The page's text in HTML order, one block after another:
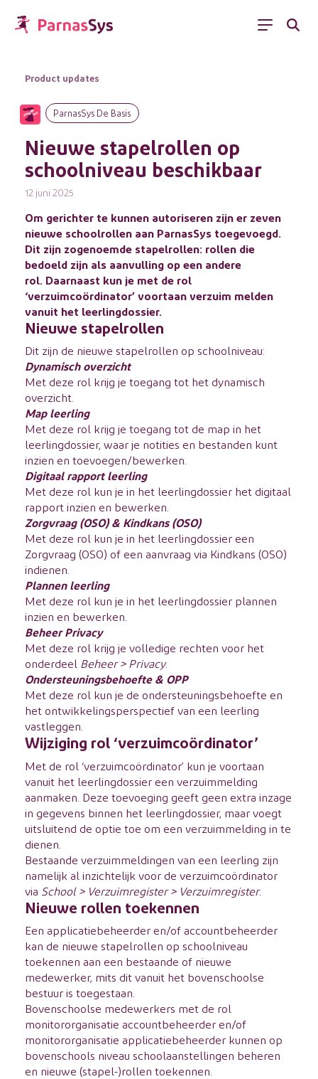
Product updates
ParnasSys De Basis
Nieuwe stapelrollen op
schoolniveau beschikbaar
12 juni 2025
Om gerichter te kunnen autoriseren zijn er zeven
nieuwe schoolrollen aan ParnasSys toegevoegd.
Dit zijn zogenoemde stapelrollen: rollen die
bedoeld zijn als aanvulling op een andere
rol. Daarnaast kun je met de rol
‘verzuimcoördinator’ voortaan verzuim melden
vanuit het leerlingdossier.
Nieuwe stapelrollen
Dit zijn de nieuwe stapelrollen op schoolniveau:
Dynamisch overzicht
Met deze rol krijg je toegang tot het dynamisch
overzicht.
Map leerling
Met deze rol krijg je toegang tot de map in het
leerlingdossier, waar je notities en bestanden kunt
inzien en toevoegen/bewerken.
Digitaal rapport leerling
Met deze rol kun je in het leerlingdossier het digitaal
rapport inzien en bewerken.
Zorgvraag (OSO) & Kindkans (OSO)
Met deze rol kun je in het leerlingdossier een
Zorgvraag (OSO) of een aanvraag via Kindkans (OSO)
indienen.
Plannen leerling
Met deze rol kun je in het leerlingdossier plannen
inzien en bewerken.
Beheer Privacy
Met deze rol krijg je volledige rechten voor het
onderdeel Beheer > Privacy.
Ondersteuningsbehoefte & OPP
Met deze rol kun je de ondersteuningsbehoefte en
het ontwikkelingsperspectief van een leerling
vastleggen.
Wijziging rol ‘verzuimcoördinator’
Met de rol ‘verzuimcoördinator’ kun je voortaan
vanuit het leerlingdossier een verzuimmelding
aanmaken. Deze toevoeging geeft geen extra inzage
in gegevens binnen het leerlingdossier, maar voegt
uitsluitend de optie toe om een verzuimmelding in te
dienen.
Bestaande verzuimmeldingen van een leerling zijn
namelijk al inzichtelijk voor de verzuimcoördinator
via School > Verzuimregister > Verzuimregister.
Nieuwe rollen toekennen
Een applicatiebeheerder en/of accountbeheerder
kan de nieuwe stapelrollen op schoolniveau
toekennen aan een bestaande of nieuwe
medewerker, mits dit vanuit het bovenschoolse
bestuur is toegestaan.
Bovenschoolse medewerkers met de rol
monitororganisatie accountbeheerder en/of
monitororganisatie applicatiebeheerder kunnen op
bovenschools niveau schoolaanstellingen beheren
en nieuwe (stapel-)rollen toekennen.